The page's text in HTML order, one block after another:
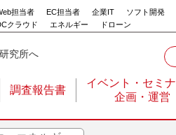
担当者 EC担当者 企業IT ソフト開発
クラウド
エネルギー ドローン
究所へ
調査報告書
イベント・セミ
企画・運営